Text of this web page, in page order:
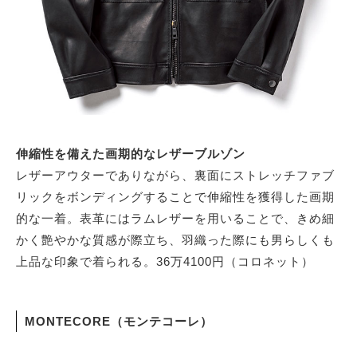
伸縮性を備えた画期的なレザーブルゾン
レザーアウターでありながら、裏面にストレッチファブ
リックをボンディングすることで伸縮性を獲得した画期
的な一着。表革にはラムレザーを用いることで、きめ細
かく艶やかな質感が際立ち、羽織った際にも男らしくも
上品な印象で着られる。36万4100円（コロネット）
MONTECORE（モンテコーレ）